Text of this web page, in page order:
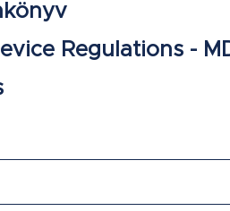
Regulations -